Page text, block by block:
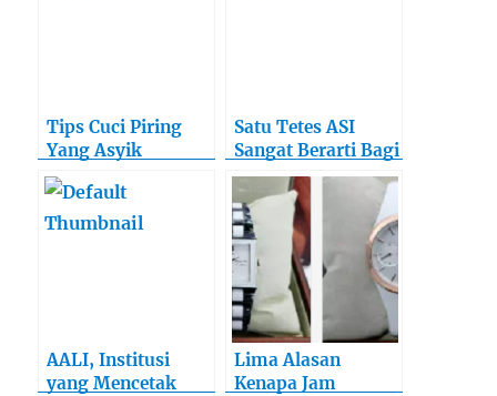
Tips Cuci Piring
Yang Asyik
Satu Tetes ASI
Sangat Berarti Bagi
Si Buah Hati
AALI, Institusi
yang Mencetak
Lima Alasan
Kenapa Jam